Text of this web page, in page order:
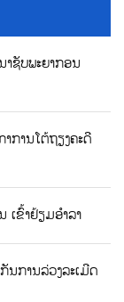
າຊັບພະຍາກອນ
ການໂຕ້ຖຽງຄະດີ
ຂົ້າຢ້ຽມອຳລາ
ນການລ່ວງລະເມີດ